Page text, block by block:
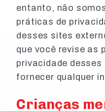
entanto, não
práticas de
desses sites
que você revise as
privacidade
fornecer qualquer
Crianças